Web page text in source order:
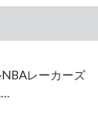
レーカーズ